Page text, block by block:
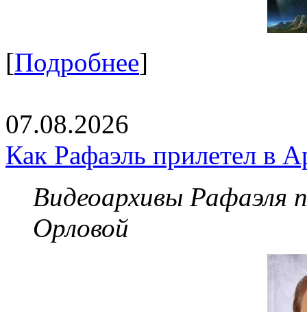
[Подробнее]
07.08.2026
Как Рафаэль прилетел в
Видеоархивы Рафаэля
Орловой